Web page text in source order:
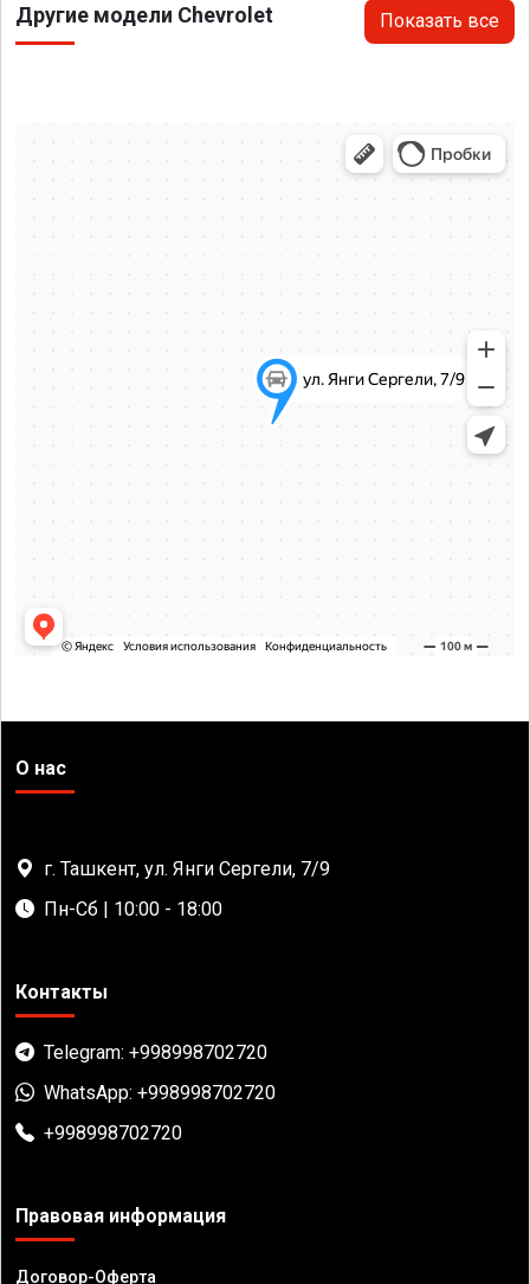
Другие модели Chevrolet Показать все
О нас
г. Ташкент, ул. Янги Сергели, 7/9
Пн-Сб | 10:00 - 18:00
Контакты
Telegram: +998998702720
WhatsApp: +998998702720
+998998702720
Правовая информация
Договор-Оферта